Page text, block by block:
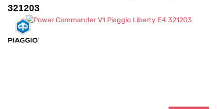
321203